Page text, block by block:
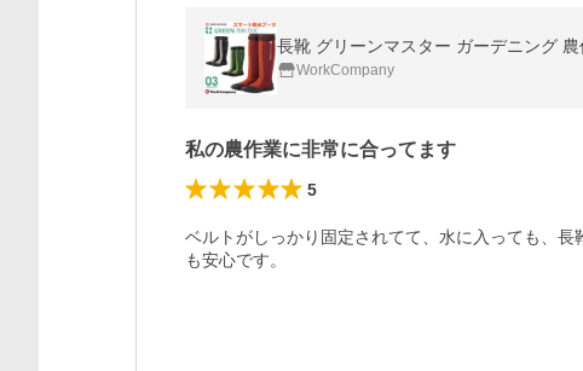
長靴 グリーンマスター ガーデニング
WorkCompany
私の農作業に非常に合ってます
5
ベルトがしっかり固定されてて、水に入っても、
も安心です。